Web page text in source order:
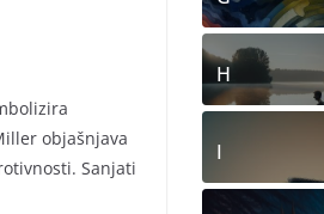
objašnjava
Sanjati
H
I